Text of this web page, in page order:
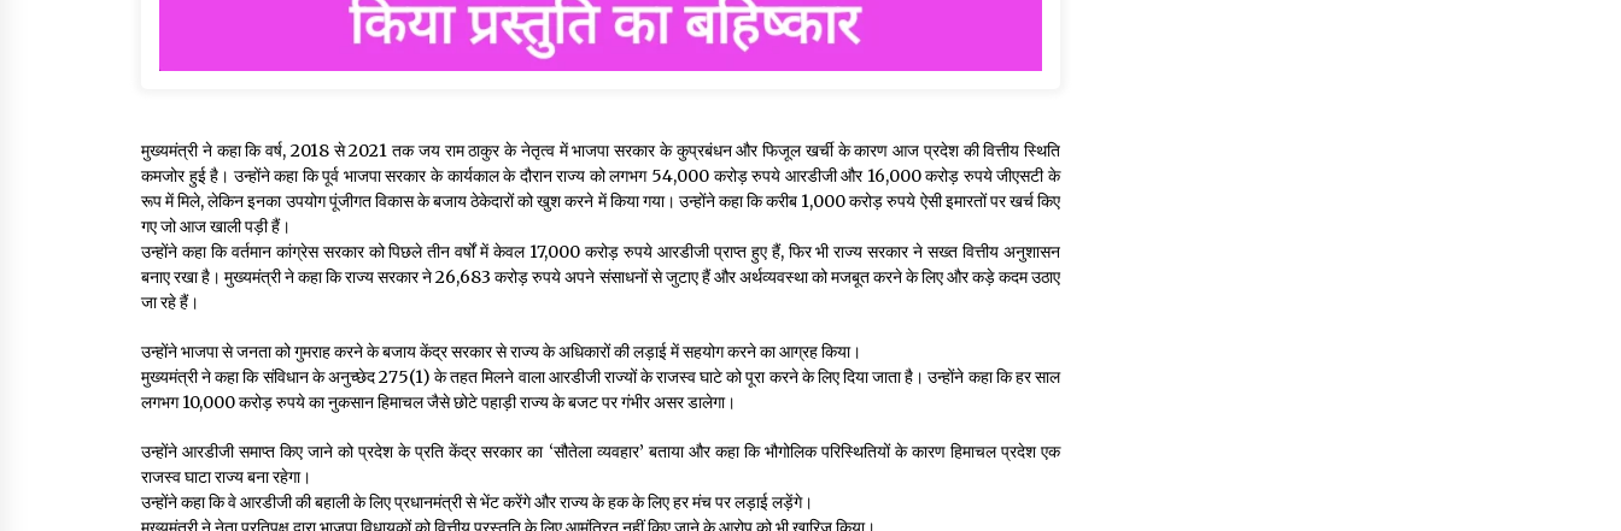
मुख्यमंत्री ने कहा कि वर्ष, 2018 से 2021 तक जय राम ठाकुर के नेतृत्व में भाजपा सरकार के कुप्रबंधन और फिजूल खर्ची के कारण आज प्रदेश की वित्तीय स्थिति
कमजोर हुई है। उन्होंने कहा कि पूर्व भाजपा सरकार के कार्यकाल के दौरान राज्य को लगभग 54,000 करोड़ रुपये आरडीजी और 16,000 करोड़ रुपये जीएसटी के
रूप में मिले, लेकिन इनका उपयोग पूंजीगत विकास के बजाय ठेकेदारों को खुश करने में किया गया। उन्होंने कहा कि करीब 1,000 करोड़ रुपये ऐसी इमारतों पर खर्च किए
गए जो आज खाली पड़ी हैं।
उन्होंने कहा कि वर्तमान कांग्रेस सरकार को पिछले तीन वर्षों में केवल 17,000 करोड़ रुपये आरडीजी प्राप्त हुए हैं, फिर भी राज्य सरकार ने सख्त वित्तीय अनुशासन
बनाए रखा है। मुख्यमंत्री ने कहा कि राज्य सरकार ने 26,683 करोड़ रुपये अपने संसाधनों से जुटाए हैं और अर्थव्यवस्था को मजबूत करने के लिए और कड़े कदम उठाए
जा रहे हैं।
उन्होंने भाजपा से जनता को गुमराह करने के बजाय केंद्र सरकार से राज्य के अधिकारों की लड़ाई में सहयोग करने का आग्रह किया।
मुख्यमंत्री ने कहा कि संविधान के अनुच्छेद 275(1) के तहत मिलने वाला आरडीजी राज्यों के राजस्व घाटे को पूरा करने के लिए दिया जाता है। उन्होंने कहा कि हर साल
लगभग 10,000 करोड़ रुपये का नुकसान हिमाचल जैसे छोटे पहाड़ी राज्य के बजट पर गंभीर असर डालेगा।
उन्होंने आरडीजी समाप्त किए जाने को प्रदेश के प्रति केंद्र सरकार का ‘सौतेला व्यवहार’ बताया और कहा कि भौगोलिक परिस्थितियों के कारण हिमाचल प्रदेश एक
राजस्व घाटा राज्य बना रहेगा।
उन्होंने कहा कि वे आरडीजी की बहाली के लिए प्रधानमंत्री से भेंट करेंगे और राज्य के हक के लिए हर मंच पर लड़ाई लड़ेंगे।